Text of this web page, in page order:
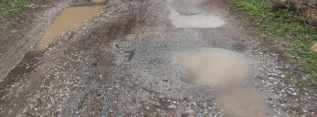
Instagram
Youtube